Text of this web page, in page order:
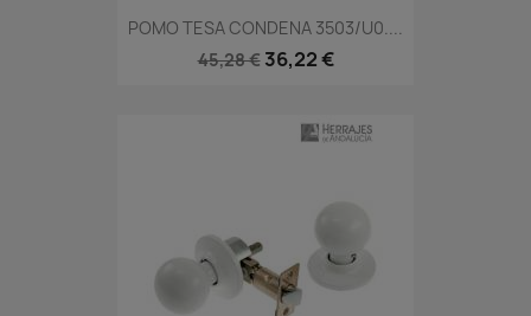
POMO TESA CONDENA 3503/U0....
45,28 € 36,22 €